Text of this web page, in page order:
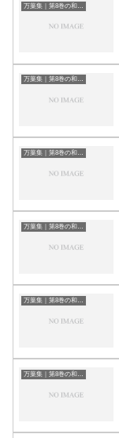
万葉集｜第8巻の和歌一覧
万葉集｜第8巻の和歌一覧
万葉集｜第8巻の和歌一覧
万葉集｜第8巻の和歌一覧
万葉集｜第8巻の和歌一覧
万葉集｜第8巻の和歌一覧